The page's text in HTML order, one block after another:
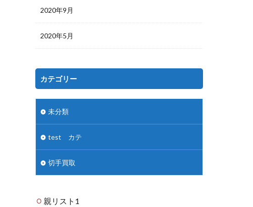
2020年9月
2020年5月
カテゴリー
未分類
test カテ
切手買取
親リスト1